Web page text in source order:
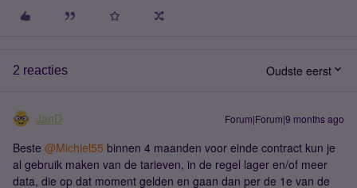
2 reacties Oudste eerst
JanD Forum|Forum|9 months ago
Beste ​ @Michiel55 binnen 4 maanden voor einde contract kun je
al gebruik maken van de tarieven, in de regel lager en/of meer
data, die op dat moment gelden en gaan dan per de 1e van de